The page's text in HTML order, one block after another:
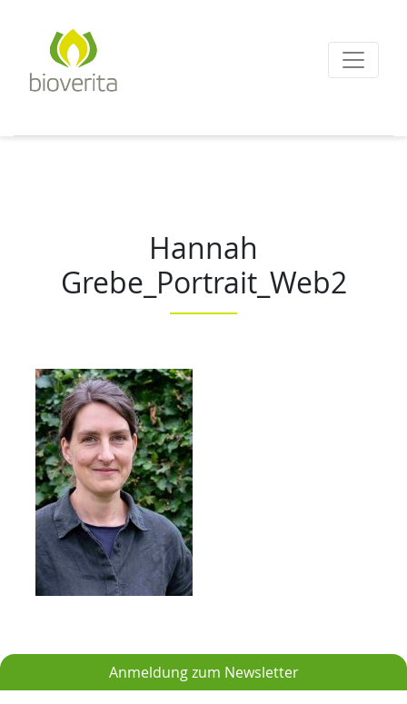
Von der Züchtung bis
Hannah
Grebe_Portrait_Web2
Anmeldung zum Newsletter